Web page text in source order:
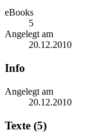
eBooks
5
Angelegt am
20.12.2010
Info
Angelegt am
20.12.2010
Texte (5)